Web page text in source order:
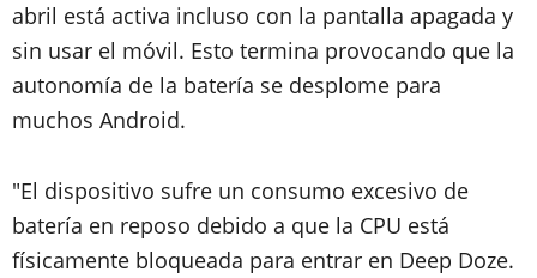
abril está activa incluso con la pantalla apagada y
sin usar el móvil. Esto termina provocando que la
autonomía de la batería se desplome para
muchos Android.
"El dispositivo sufre un consumo excesivo de
batería en reposo debido a que la CPU está
físicamente bloqueada para entrar en Deep Doze.